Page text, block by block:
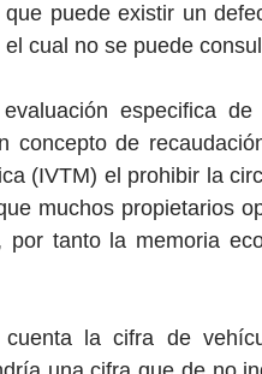
puede existir un
el cual no se puede
especifica
concepto de
(IVTM) el prohibir la
muchos propietarios
por tanto la memoria
la cifra de